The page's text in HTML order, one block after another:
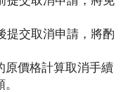
提交取消申請，將酌
原價格計算取消手續